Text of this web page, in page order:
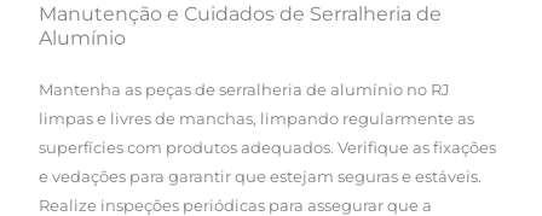
Manutenção e Cuidados de Serralheria de
Alumínio
Mantenha as peças de serralheria de alumínio no RJ
limpas e livres de manchas, limpando regularmente as
superfícies com produtos adequados. Verifique as fixações
e vedações para garantir que estejam seguras e estáveis.
Realize inspeções periódicas para assegurar que a